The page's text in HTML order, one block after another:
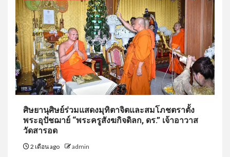
ศิษยานุศิษย์ร่วมแสดงมุทิตาจิตและสมโภชตราตั้ง
พระอุปัชฌาย์ “พระครูสังฆกิจดิลก, ดร.” เจ้าอาวาส
วัดสารอด
2 เดือน ago admin